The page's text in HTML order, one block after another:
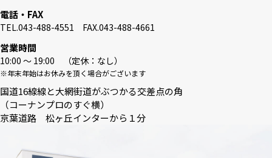
電話・FAX
TEL.043-488-4551 FAX.043-488-4661
営業時間
10:00 〜 19:00 （定休：なし）
※年末年始はお休みを頂く場合がございます
国道16線線と大網街道がぶつかる交差点の角
（コーナンプロのすぐ横）
京葉道路 松ヶ丘インターから１分